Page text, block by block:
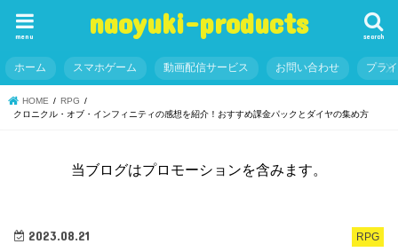
naoyuki-products search
menu
ホーム スマホゲーム 動画配信サービス お問い合わせ プラ
HOME
RPG
クロニクル・オブ・インフィニティの感想を紹介！おすすめ課金パックとダイヤの集め方
当ブログはプロモーションを含みます。
RPG
2023.08.21